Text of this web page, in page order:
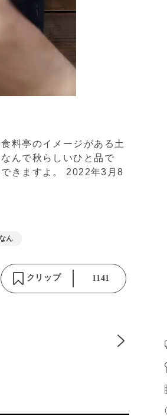
料亭のイメージがある土
んで秋らしいひと品で
きますよ。 2022年3月8
ん
クリップ 1141